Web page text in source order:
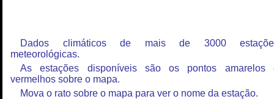
Dados climáticos de mais de 3000
meteorológicas.
As estações disponíveis são os pontos amarelos
vermelhos sobre o mapa.
Mova o rato sobre o mapa para ver o nome da estação.